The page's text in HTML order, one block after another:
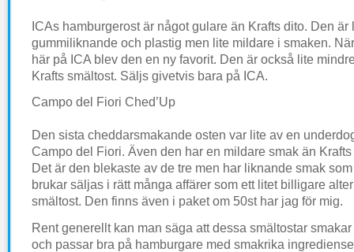
ICAs hamburgerost är något gulare än Krafts dito. Den är
gummiliknande och plastig men lite mildare i smaken.
här på ICA blev den en ny favorit. Den är också lite
Krafts smältost. Säljs givetvis bara på ICA.
Campo del Fiori Ched’Up
Den sista cheddarsmakande osten var lite av en
Campo del Fiori. Även den har en mildare smak än
Det är den blekaste av de tre men har liknande smak
brukar säljas i rätt många affärer som ett litet billigare
smältost. Den finns även i paket om 50st har jag för mig.
Rent generellt kan man säga att dessa smältostar
och passar bra på hamburgare med smakrika